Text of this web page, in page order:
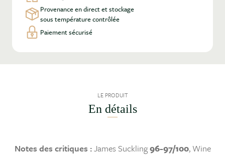
Provenance en direct et stockage
sous température contrôlée
Paiement sécurisé
LE PRODUIT
En détails
Notes des critiques :James Suckling96-97/100, Wine